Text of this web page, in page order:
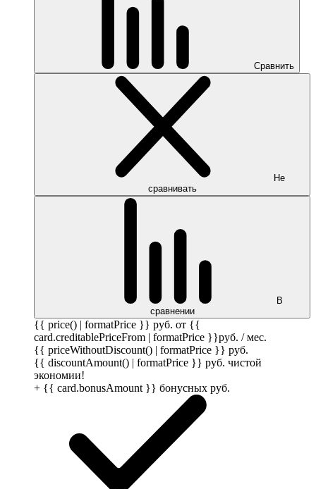
Сравнить
Не
сравнивать
В
сравнении
{{ price() | formatPrice }} руб. от {{
card.creditablePriceFrom | formatPrice }}руб. / мес.
{{ priceWithoutDiscount() | formatPrice }} руб.
{{ discountAmount() | formatPrice }} руб. чистой
экономии!
+ {{ card.bonusAmount }} бонусных руб.